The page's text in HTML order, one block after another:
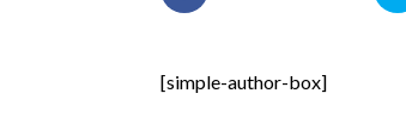
[simple-author-box]